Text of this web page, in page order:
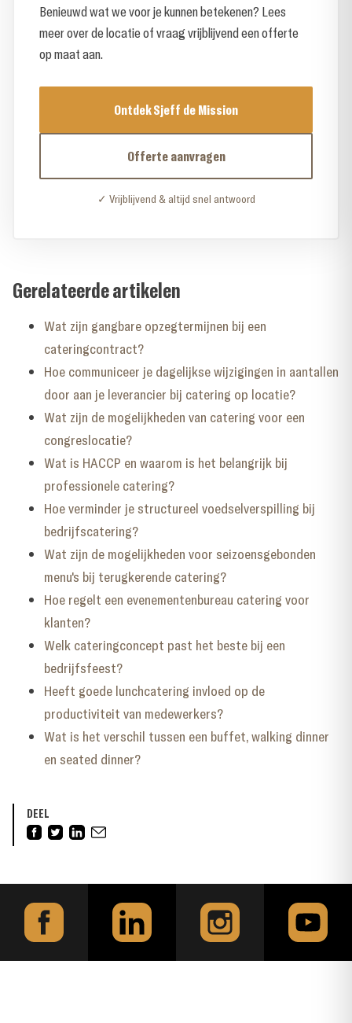
Benieuwd wat we voor je kunnen betekenen? Lees
meer over de locatie of vraag vrijblijvend een offerte
op maat aan.
Ontdek Sjeff de Mission
Offerte aanvragen
✓ Vrijblijvend & altijd snel antwoord
Gerelateerde artikelen
Wat zijn gangbare opzegtermijnen bij een
cateringcontract?
Hoe communiceer je dagelijkse wijzigingen in aantallen
door aan je leverancier bij catering op locatie?
Wat zijn de mogelijkheden van catering voor een
congreslocatie?
Wat is HACCP en waarom is het belangrijk bij
professionele catering?
Hoe verminder je structureel voedselverspilling bij
bedrijfscatering?
Wat zijn de mogelijkheden voor seizoensgebonden
menu's bij terugkerende catering?
Hoe regelt een evenementenbureau catering voor
klanten?
Welk cateringconcept past het beste bij een
bedrijfsfeest?
Heeft goede lunchcatering invloed op de
productiviteit van medewerkers?
Wat is het verschil tussen een buffet, walking dinner
en seated dinner?
DEEL